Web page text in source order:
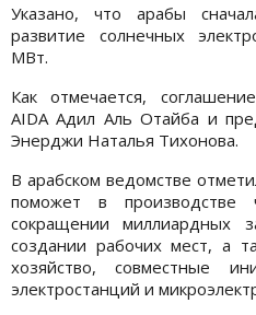
Указано, что арабы
развитие солнечных
МВт.
Как отмечается,
AIDA Адил Аль Отайба и
Энерджи Наталья Тихонова.
В арабском ведомстве
поможет в производстве
сокращении миллиардных
создании рабочих мест, а
хозяйство, совместные
электростанций и